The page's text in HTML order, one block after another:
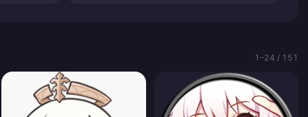
1–24 / 151